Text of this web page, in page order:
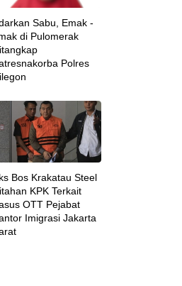
Sabu, Emak -
di Pulomerak
Polres
Bos Krakatau Steel
KPK Terkait
OTT Pejabat
Imigrasi Jakarta